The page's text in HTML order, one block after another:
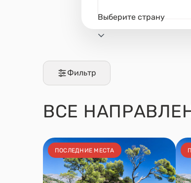
Выберите страну
Фильтр
ВСЕ
ПОСЛЕДНИЕ МЕСТА